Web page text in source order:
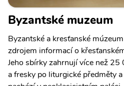
Byzantské muzeum
Byzantské a kresťanské
zdrojem informací o
Jeho sbírky zahrnují více než
a fresky po liturgické předměty